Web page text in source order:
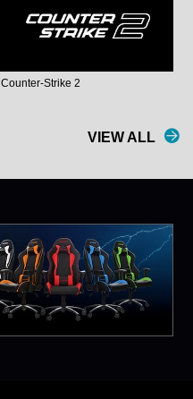
Counter-Strike 2
VIEW ALL